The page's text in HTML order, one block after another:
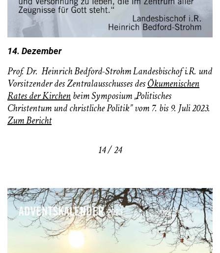
14. Dezember
Prof. Dr. Heinrich Bedford-Strohm Landesbischof i.R. und
Vorsitzender des Zentralausschusses desÖkumenischen
Rates der Kirchenbeim Symposium „Politisches
Christentum und christliche Politik” vom 7. bis 9. Juli 2023.
Zum Bericht
14 / 24